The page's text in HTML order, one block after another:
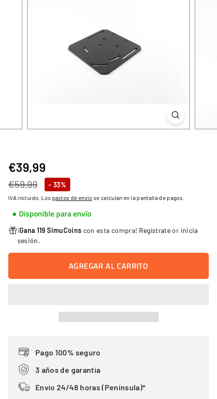
Precio
habitual
€59,99 €59,99
Precio
de
oferta
€39,99
- 33%
IVA incluido. Losgastos de envío se calculan en la pantalla de pagos.
● Disponible para envío
¡Gana 119 SimuCoins con esta compra! Regístrateor inicia
sesión.
AGREGAR AL CARRITO
Pago 100% seguro
3 años de garantía
Envío 24/48 horas (Península)*